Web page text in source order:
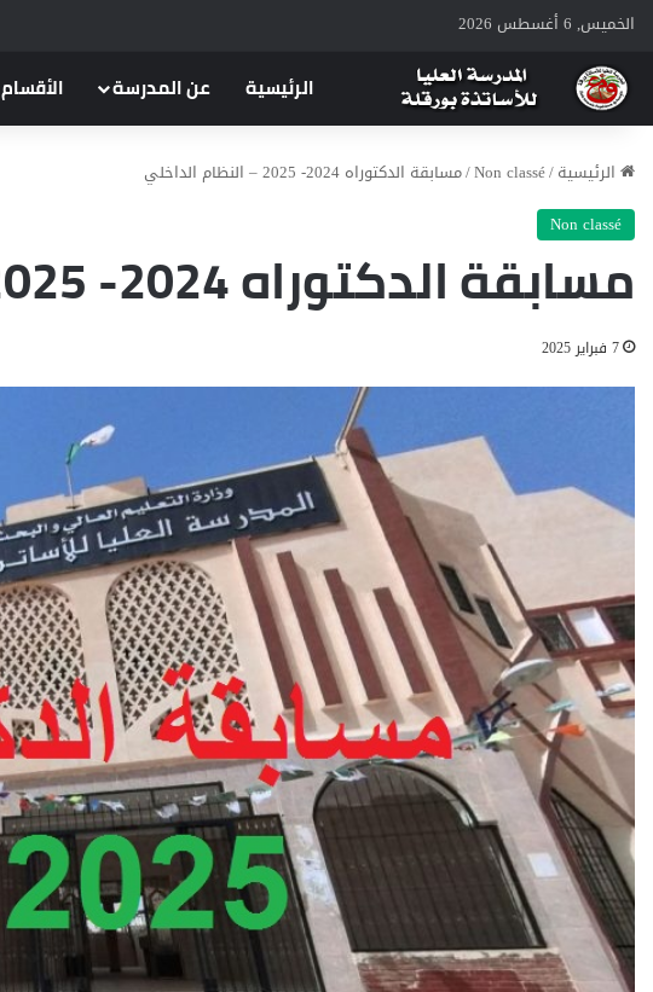
الخميس, 6 أغسطس 2026
الرئيسية عن المدرسة الأقسام
الرئيسية/
Non classé
/مسابقة الدكتوراه 2024- 2025 – النظام الداخلي
Non classé
مسابقة الدكتوراه 2024- 2025 – النظام الداخلي
7 فبراير 2025